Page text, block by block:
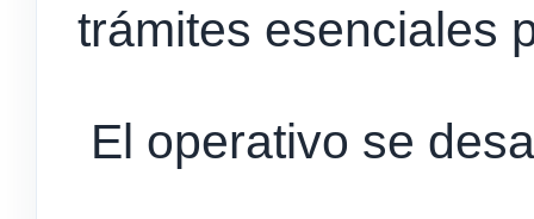
trámites esenciales
El operativo se